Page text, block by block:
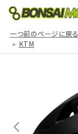
一つ前のページに戻る
KTM